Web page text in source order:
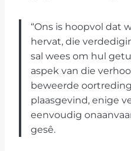
“Ons is hoopvol dat
hervat, die
sal wees om hul
aspek van die
beweerde
plaasgevind, enige
eenvoudig
gesê.